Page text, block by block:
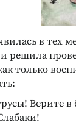
в тех
решила
только
Верите в